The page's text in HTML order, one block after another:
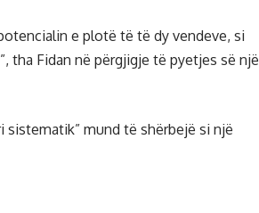
e plotë të të dy vendeve, si
tha Fidan në përgjigje të pyetjes së një
sistematik” mund të shërbejë si një